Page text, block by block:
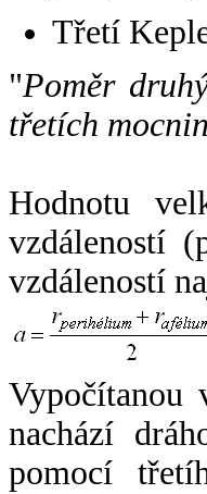
Třetí
"Poměr
třetích
Hodnotu
vzdáleností
vzdáleností
Vypočítanou
nachází
pomocí